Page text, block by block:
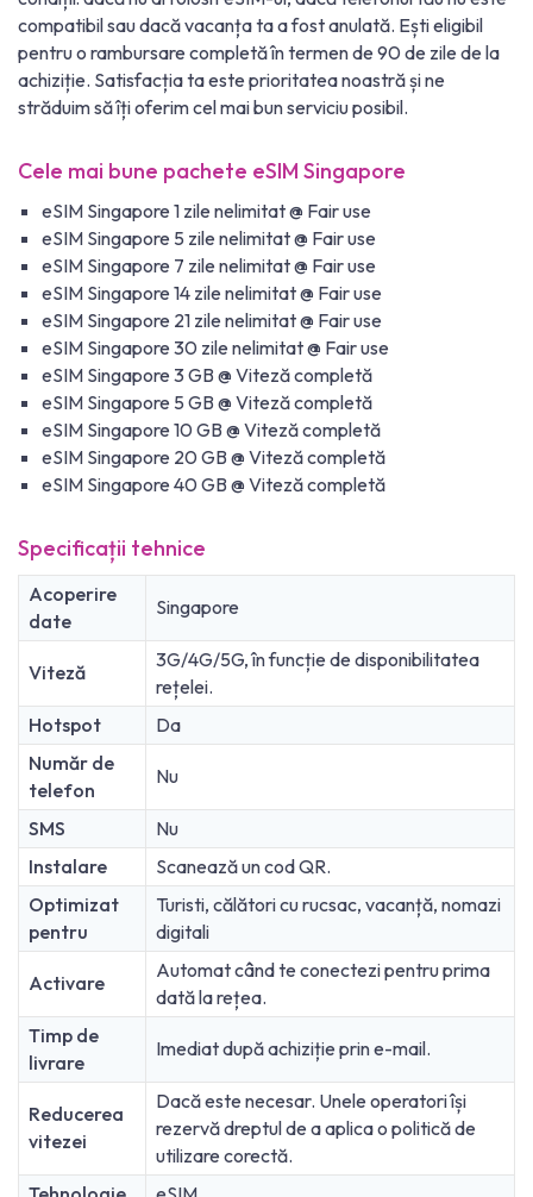
compatibil sau dacă vacanța ta a fost anulată. Ești eligibil
pentru o rambursare completă în termen de 90 de zile de la
achiziție. Satisfacția ta este prioritatea noastră și ne
străduim să îți oferim cel mai bun serviciu posibil.
Cele mai bune pachete eSIM Singapore
eSIM Singapore 1 zile nelimitat @ Fair use
eSIM Singapore 5 zile nelimitat @ Fair use
eSIM Singapore 7 zile nelimitat @ Fair use
eSIM Singapore 14 zile nelimitat @ Fair use
eSIM Singapore 21 zile nelimitat @ Fair use
eSIM Singapore 30 zile nelimitat @ Fair use
eSIM Singapore 3 GB @ Viteză completă
eSIM Singapore 5 GB @ Viteză completă
eSIM Singapore 10 GB @ Viteză completă
eSIM Singapore 20 GB @ Viteză completă
eSIM Singapore 40 GB @ Viteză completă
Specificații tehnice
Acoperire
date
Singapore
Viteză
3G/4G/5G, în funcție de disponibilitatea
rețelei.
Hotspot
Da
Număr de
telefon
Nu
SMS
Nu
Instalare
Scanează un cod QR.
Optimizat
pentru
Turisti, călători cu rucsac, vacanță, nomazi
digitali
Activare
Automat când te conectezi pentru prima
dată la rețea.
Timp de
livrare
Imediat după achiziție prin e-mail.
Reducerea
vitezei
Dacă este necesar. Unele operatori își
rezervă dreptul de a aplica o politică de
utilizare corectă.